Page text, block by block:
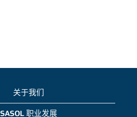
关于我们
SASOL 职业发展